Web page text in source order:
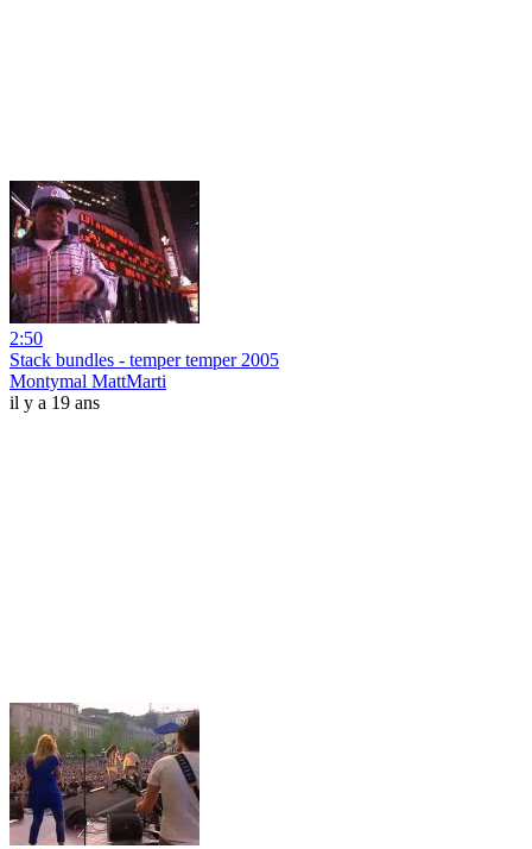
2:50
Stack bundles - temper temper 2005
Montymal MattMarti
il y a 19 ans